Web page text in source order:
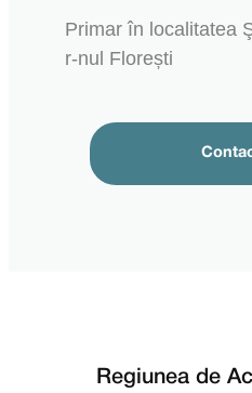
Primar în localitatea
r-nul Florești
Regiunea de